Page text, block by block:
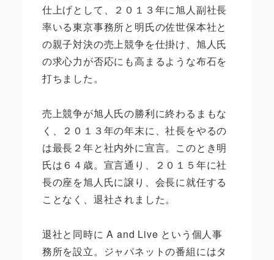
仕上げとして、２０１３年に旭人副社長
率いる東京事務所と明氏の佐世保本社と
の親子対決の売上競争を仕掛け、旭人氏
の求心力が否応にも高まるような布石を
打ちました。
売上競争が旭人氏の勝利に終わるまもな
く、２０１３年の年末に、社長をやるの
は最長２年と社内外に宣言。このとき明
氏は６４歳。宣言通り、２０１５年に社
長の座を旭人氏に譲り、会長に就任する
ことなく、退社されました。
退社と同時に A and Live という個人事
務所を設立。ジャパネットの番組にはタ